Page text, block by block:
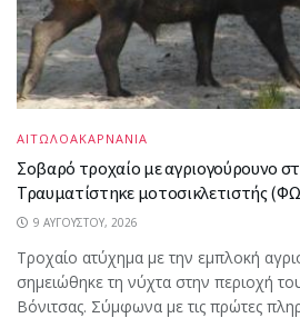
ΑΙΤΩΛΟΑΚΑΡΝΑΝΙΑ
Σοβαρό τροχαίο με αγριογούρουνο
Τραυματίστηκε μοτοσικλετιστής
9 ΑΥΓΟΎΣΤΟΥ, 2026
Τροχαίο ατύχημα με την εμπλοκή
σημειώθηκε τη νύχτα στην περιοχή
Βόνιτσας. Σύμφωνα με τις πρώτες